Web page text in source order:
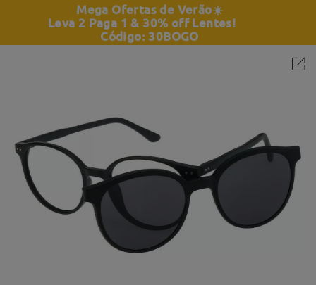
Mega Ofertas de Verão☀️
Leva 2 Paga 1 & 30% off Lentes!
Código: 30BOGO